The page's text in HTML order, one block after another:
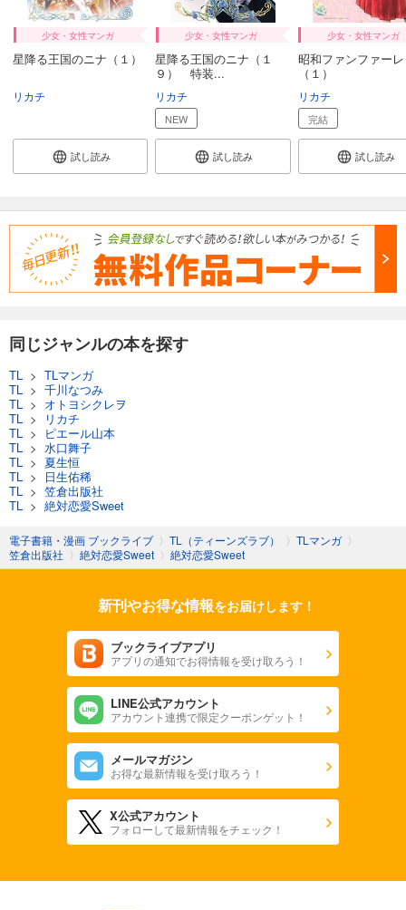
少女・女性マンガ
星降る王国のニナ（１）
リカチ
試し読み
少女・女性マンガ
星降る王国のニナ（１
９） 特装...
リカチ
NEW
試し読み
少女・女性マンガ
昭和ファンファーレ
（１）
リカチ
完結
試し読み
同じジャンルの本を探す
TL > TLマンガ
TL > 千川なつみ
TL > オトヨシクレヲ
TL >
リカチ
TL >
ピエール山本
TL > 水口舞子
TL > 夏生恒
TL >
日生佑稀
TL > 笠倉出版社
TL > 絶対恋愛Sweet
電子書籍・漫画 ブックライブ 〉 TL（ティーンズラブ） 〉 TLマンガ 〉
笠倉出版社 〉 絶対恋愛Sweet 〉 絶対恋愛Sweet
新刊やお得な情報をお届けします！
ブックライブアプリ
アプリの通知でお得情報を受け取ろう！
LINE公式アカウント
アカウント連携で限定クーポンゲット！
メールマガジン
お得な最新情報を受け取ろう！
X公式アカウント
フォローして最新情報をチェック！